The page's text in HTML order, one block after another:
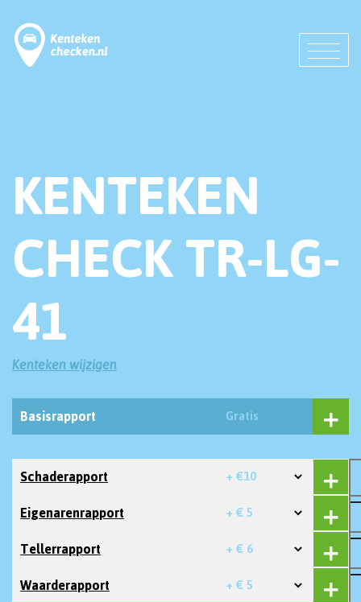
KENTEKEN
CHECK TR-LG-
41
Kenteken wijzigen
Basisrapport Gratis
Schaderapport + €10
Eigenarenrapport + € 5
Tellerrapport + € 6
Waarderapport + € 5